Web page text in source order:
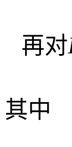
再对
其中